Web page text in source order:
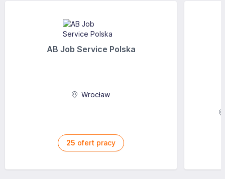
AB Job Service Polska
Wrocław
25 ofert pracy